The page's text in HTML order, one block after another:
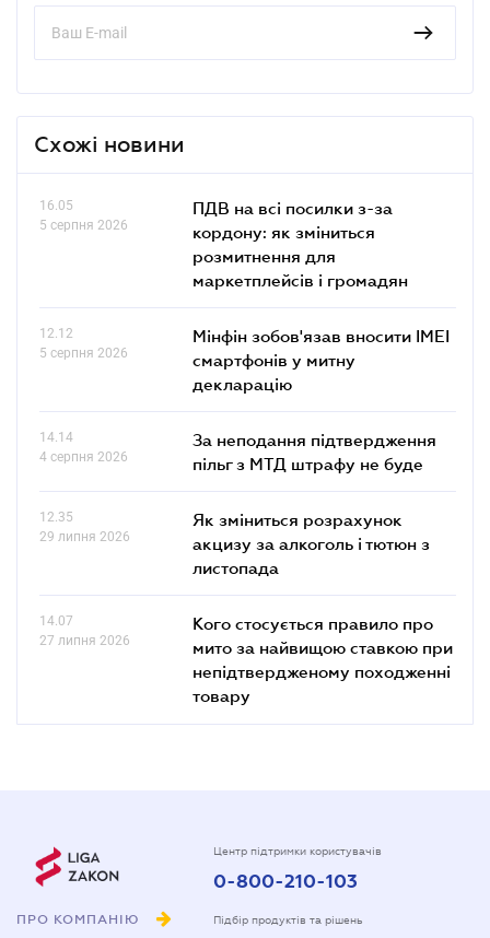
Схожі новини
16.05
5 серпня 2026
ПДВ на всі посилки з-за
кордону: як зміниться
розмитнення для
маркетплейсів і громадян
12.12
5 серпня 2026
Мінфін зобов'язав вносити IMEI
смартфонів у митну
декларацію
14.14
4 серпня 2026
За неподання підтвердження
пільг з МТД штрафу не буде
12.35
29 липня 2026
Як зміниться розрахунок
акцизу за алкоголь і тютюн з
листопада
14.07
27 липня 2026
Кого стосується правило про
мито за найвищою ставкою при
непідтвердженому походженні
товару
ПРО КОМПАНІЮ
Центр підтримки користувачів
0-800-210-103
Підбір продуктів та рішень